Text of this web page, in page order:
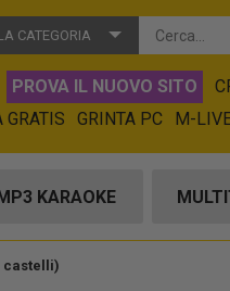
CATEGORIA
PROVA IL NUOVO SITO
GRATIS
GRINTA PC M-
KARAOKE
castelli)